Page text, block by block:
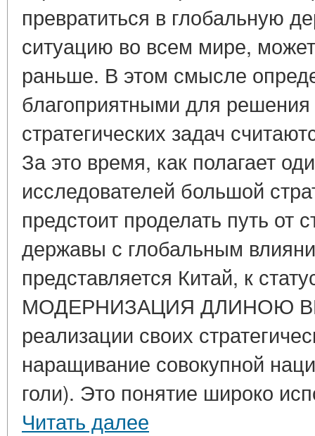
превратиться в глобальную
ситуацию во всем мире,
раньше. В этом смысле
благоприятными для решения
стратегических задач
За это время, как полагает
исследователей большой
предстоит проделать путь от
державы с глобальным
представляется Китай, к
МОДЕРНИЗАЦИЯ ДЛИНОЮ
реализации своих
наращивание совокупной
голи). Это понятие широко
Читать далее